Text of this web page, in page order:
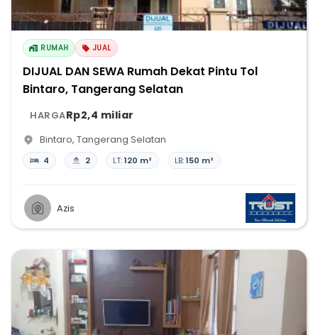
RUMAH JUAL
DIJUAL DAN SEWA Rumah Dekat Pintu Tol
Bintaro, Tangerang Selatan
HARGARp2,4 miliar
Bintaro, Tangerang Selatan
4 2 LT:120 m² LB:150 m²
Azis